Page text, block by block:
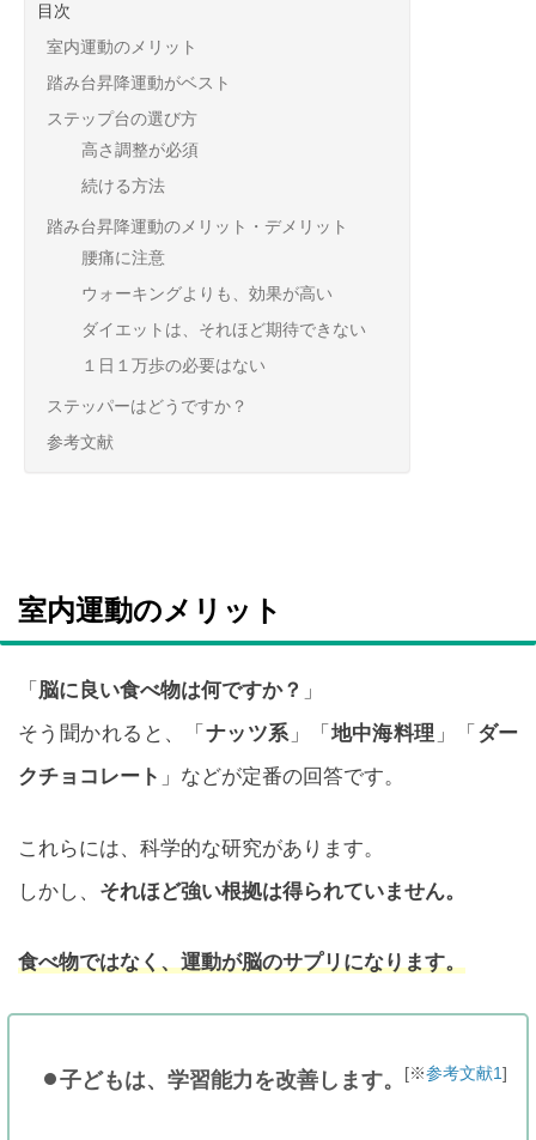
目次
室内運動のメリット
踏み台昇降運動がベスト
ステップ台の選び方
高さ調整が必須
続ける方法
踏み台昇降運動のメリット・デメリット
腰痛に注意
ウォーキングよりも、効果が高い
ダイエットは、それほど期待できない
１日１万歩の必要はない
ステッパーはどうですか？
参考文献
室内運動のメリット
「 脳に良い食べ物は何ですか？ 」
そう聞かれると、「 ナッツ系」「 地中海料理 」「 ダー
クチョコレート 」などが定番の回答です。
これらには、科学的な研究があります。
しかし、 それほど強い根拠は得られていません。
食べ物ではなく、運動が脳のサプリになります。
子どもは、学習能力を改善します。 [※参考文献1]